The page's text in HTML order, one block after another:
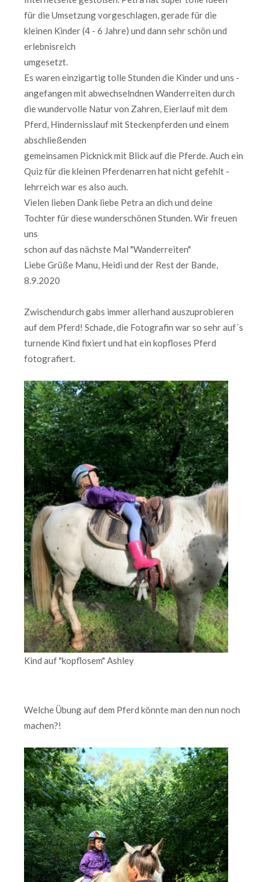
für die Umsetzung vorgeschlagen, gerade für die
kleinen Kinder (4 - 6 Jahre) und dann sehr schön und
erlebnisreich
umgesetzt.
Es waren einzigartig tolle Stunden die Kinder und uns -
angefangen mit abwechselndnen Wanderreiten durch
die wundervolle Natur von Zahren, Eierlauf mit dem
Pferd, Hindernisslauf mit Steckenpferden und einem
abschließenden
gemeinsamen Picknick mit Blick auf die Pferde. Auch ein
Quiz für die kleinen Pferdenarren hat nicht gefehlt -
lehrreich war es also auch.
Vielen lieben Dank liebe Petra an dich und deine
Tochter für diese wunderschönen Stunden. Wir freuen
uns
schon auf das nächste Mal "Wanderreiten"
Liebe Grüße Manu, Heidi und der Rest der Bande,
8.9.2020
Zwischendurch gabs immer allerhand auszuprobieren
auf dem Pferd! Schade, die Fotografin war so sehr auf´s
turnende Kind fixiert und hat ein kopfloses Pferd
fotografiert.
Kind auf "kopflosem" Ashley
Welche Übung auf dem Pferd könnte man den nun noch
machen?!